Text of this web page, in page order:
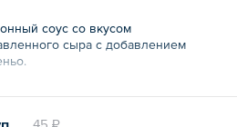
соус со вкусом
сыра с добавлением
– 25 г
45 ₽